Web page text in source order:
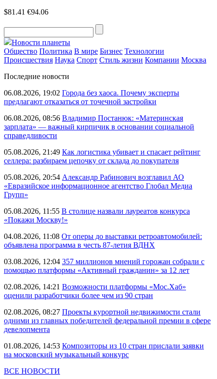
$81.41 €94.06
Новости планеты
Общество Политика В мире Бизнес Технологии
Происшествия Наука Спорт Стиль жизни Компании Москва
Последние новости
06.08.2026, 19:02 Города без хаоса. Почему эксперты
предлагают отказаться от точечной застройки
06.08.2026, 08:56 Владимир Постанюк: «Материнская
зарплата» — важный кирпичик в основании социальной
справедливости
05.08.2026, 21:49 Как логистика убивает и спасает рейтинг
селлера: разбираем цепочку от склада до покупателя
05.08.2026, 20:54 Александр Рабинович возглавил АО
«Евразийское информационное агентство Глобал Медиа
Групп»
05.08.2026, 11:55 В столице назвали лауреатов конкурса
«Покажи Москву!»
04.08.2026, 11:08 От оперы до выставки ретроавтомобилей:
объявлена программа в честь 87-летия ВДНХ
03.08.2026, 12:04 357 миллионов мнений горожан собрали с
помощью платформы «Активный гражданин» за 12 лет
02.08.2026, 14:21 Возможности платформы «Мос.Хаб»
оценили разработчики более чем из 90 стран
02.08.2026, 08:27 Проекты курортной недвижимости стали
одними из главных победителей федеральной премии в сфере
девелопмента
01.08.2026, 14:53 Композиторы из 10 стран прислали заявки
на московский музыкальный конкурс
ВСЕ НОВОСТИ